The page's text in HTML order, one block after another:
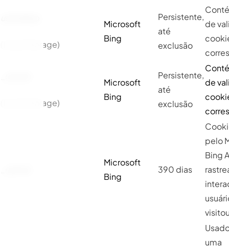
(Local Storage)
Microsoft
Bing
Persistente,
até
exclusão
de
(Local Storage)
Microsoft
Bing
Persistente,
até
exclusão
de
Microsoft
Bing
390 dias
pelo
Bing
uma